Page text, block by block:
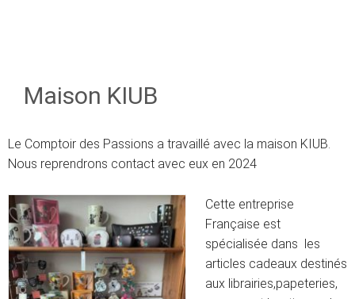
Maison KIUB
Le Comptoir des Passions a travaillé avec la maison KIUB.
Nous reprendrons contact avec eux en 2024
Cette entreprise
Française est
spécialisée dans les
articles cadeaux destinés
aux librairies,papeteries,